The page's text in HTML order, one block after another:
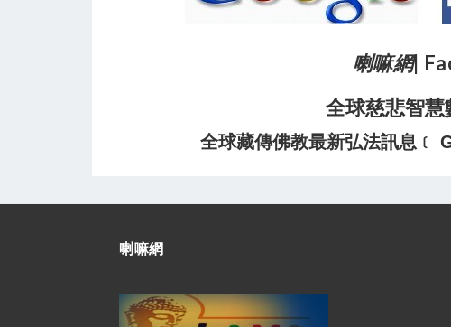
喇嘛網|
全球慈悲智慧
全球藏傳佛教最新弘法訊息﹝
喇嘛網